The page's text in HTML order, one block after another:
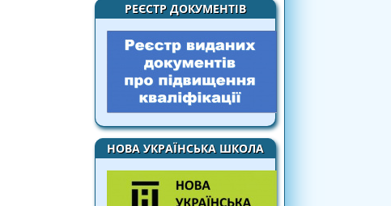
РЕЄСТР ДОКУМЕНТІВ
НОВА УКРАЇНСЬКА ШКОЛА